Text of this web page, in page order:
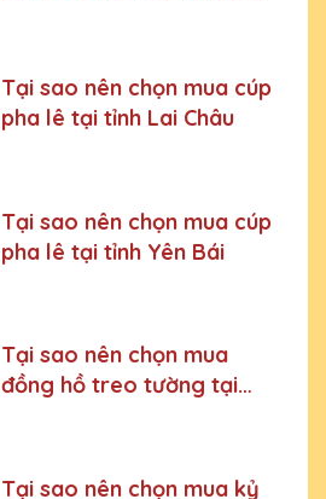
Tại sao nên chọn mua cúp
pha lê tại tỉnh Lai Châu
Tại sao nên chọn mua cúp
pha lê tại tỉnh Yên Bái
Tại sao nên chọn mua
đồng hồ treo tường tại
Tại sao nên chọn mua kỷ